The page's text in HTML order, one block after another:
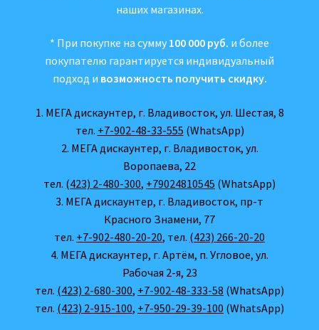
наших магазинах.
* При покупке на сумму 100 000 руб. и более
покупателю гарантируется индивидуальный
подход и возможность получить скидку.
1. МЕГА дискаунтер, г. Владивосток, ул. Шестая, 8
тел. +7-902-48-33-555 (WhatsApp)
2. МЕГА дискаунтер, г. Владивосток, ул.
Воропаева, 22
тел. (423) 2-480-300, +79024810545 (WhatsApp)
3. МЕГА дискаунтер, г. Владивосток, пр-т
Красного Знамени, 77
тел. +7-902-480-20-20, тел. (423) 266-20-20
4. МЕГА дискаунтер, г. Артём, п. Угловое, ул.
Рабочая 2-я, 23
тел. (423) 2-680-300, +7-902-48-333-58 (WhatsApp)
тел. (423) 2-915-100, +7-950-29-39-100 (WhatsApp)